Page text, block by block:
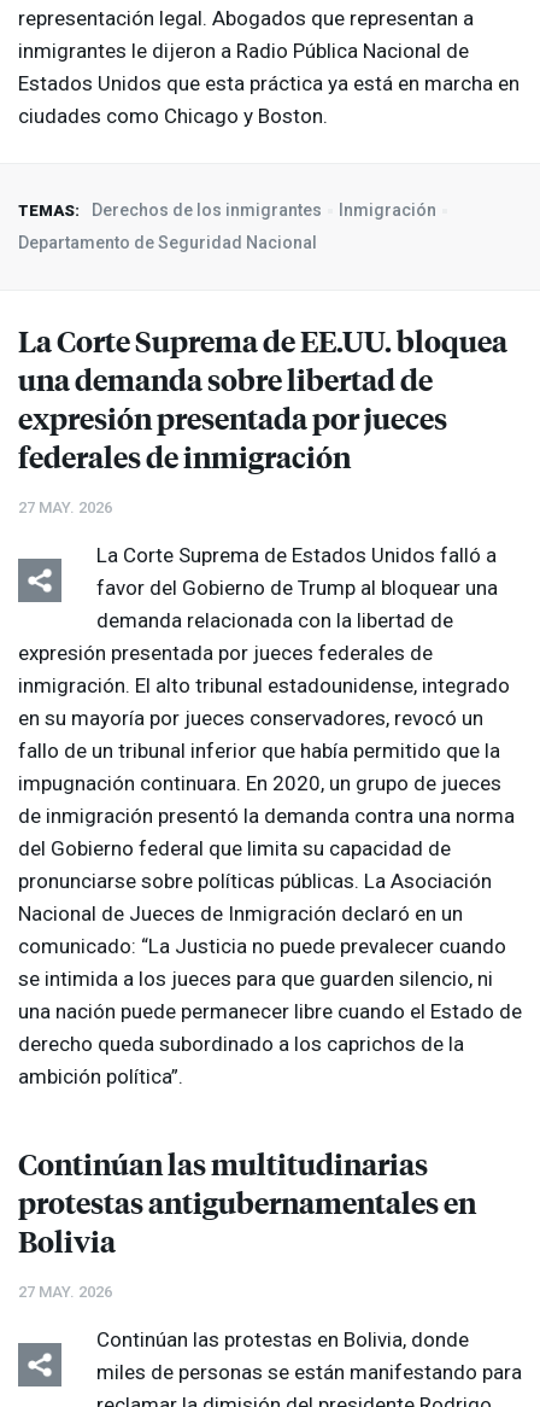
representación legal. Abogados que representan a
inmigrantes le dijeron a Radio Pública Nacional de
Estados Unidos que esta práctica ya está en marcha en
ciudades como Chicago y Boston.
TEMAS: Derechos de los inmigrantes
Inmigración
Departamento de Seguridad Nacional
La Corte Suprema de EE.UU. bloquea
una demanda sobre libertad de
expresión presentada por jueces
federales de inmigración
27 MAY. 2026
La Corte Suprema de Estados Unidos falló a
favor del Gobierno de Trump al bloquear una
demanda relacionada con la libertad de
expresión presentada por jueces federales de
inmigración. El alto tribunal estadounidense, integrado
en su mayoría por jueces conservadores, revocó un
fallo de un tribunal inferior que había permitido que la
impugnación continuara. En 2020, un grupo de jueces
de inmigración presentó la demanda contra una norma
del Gobierno federal que limita su capacidad de
pronunciarse sobre políticas públicas. La Asociación
Nacional de Jueces de Inmigración declaró en un
comunicado: “La Justicia no puede prevalecer cuando
se intimida a los jueces para que guarden silencio, ni
una nación puede permanecer libre cuando el Estado de
derecho queda subordinado a los caprichos de la
ambición política”.
Continúan las multitudinarias
protestas antigubernamentales en
Bolivia
27 MAY. 2026
Continúan las protestas en Bolivia, donde
miles de personas se están manifestando para